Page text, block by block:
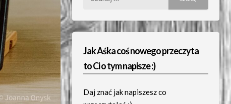
Jak Aśka coś nowego przeczyta
to Ci o tym napisze :)
Daj znać jak napiszesz co